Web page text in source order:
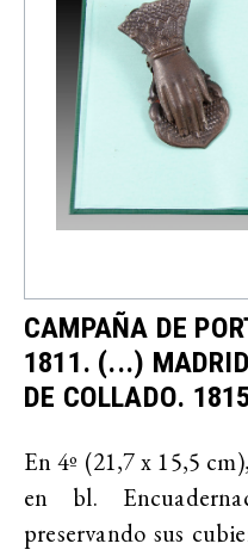
CAMPAÑA DE
1811. (...)
DE COLLADO.
En 4º (21,7 x 15,5
en bl.
preservando sus